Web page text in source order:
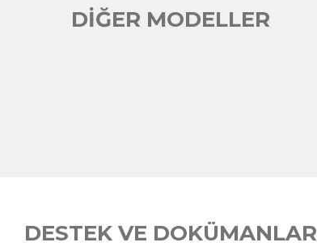
DİĞER MODELLER
DESTEK VE DOKÜMANLAR